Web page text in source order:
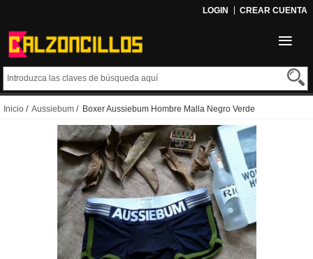
LOGIN CREAR CUENTA
Inicio / Aussiebum / Boxer Aussiebum Hombre Malla Negro Verde